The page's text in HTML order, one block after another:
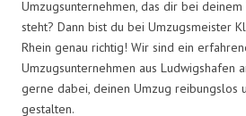
Umzugsunternehmen, das dir bei
steht? Dann bist du bei Umzugsmeister
Rhein genau richtig! Wir sind ein
Umzugsunternehmen aus Ludwigshafen
gerne dabei, deinen Umzug reibungslos
gestalten.